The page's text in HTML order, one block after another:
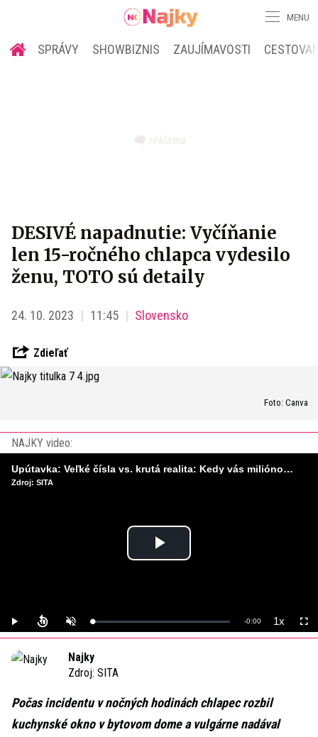
MENU
SPRÁVY SHOWBIZNIS ZAUJÍMAVOSTI
DESIVÉ napadnutie: Vyčíňanie
len 15-ročného chlapca vydesilo
ženu, TOTO sú detaily
24. 10. 2023 11:45 Slovensko
Zdieľať
Foto: Canva
NAJKY video:
Play
Play UnmuteLoaded:
0%
Remaining
-0:00 1xPlayback
Rate
Upútavka: Veľké čísla vs. krutá realita: Kedy vás miliónový influencer v kampani vytočí do nepríčetnosti?
Zdroj: SITA
Najky
Zdroj: SITA
Počas incidentu v nočných hodinách chlapec rozbil
kuchynské okno v bytovom dome a vulgárne nadával